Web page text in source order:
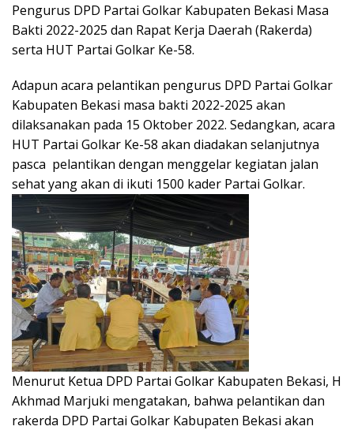
Pengurus DPD Partai Golkar Kabupaten Bekasi Masa
Bakti 2022-2025 dan Rapat Kerja Daerah (Rakerda)
serta HUT Partai Golkar Ke-58.
Adapun acara pelantikan pengurus DPD Partai Golkar
Kabupaten Bekasi masa bakti 2022-2025 akan
dilaksanakan pada 15 Oktober 2022. Sedangkan, acara
HUT Partai Golkar Ke-58 akan diadakan selanjutnya
pasca pelantikan dengan menggelar kegiatan jalan
sehat yang akan di ikuti 1500 kader Partai Golkar.
Menurut Ketua DPD Partai Golkar Kabupaten Bekasi, H
Akhmad Marjuki mengatakan, bahwa pelantikan dan
rakerda DPD Partai Golkar Kabupaten Bekasi akan